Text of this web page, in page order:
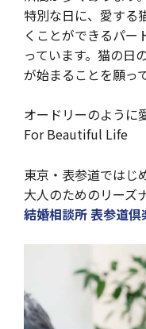
特別な日に、愛する
くことができるパー
っています。猫の日
が始まることを願っ
オードリーのように
For Beautiful Life
東京・表参道ではじ
大人のためのリーズ
結婚相談所 表参道倶